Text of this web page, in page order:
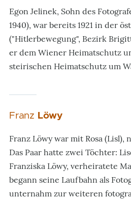
Egon Jelinek, Sohn des
1940), war bereits 1921 in der
("Hitlerbewegung", Bezirk
er dem Wiener Heimatschutz
steirischen Heimatschutz um
Franz Löwy
Franz Löwy war mit Rosa (Lisl),
Das Paar hatte zwei Töchter:
Franziska Löwy, verheiratete
begann seine Laufbahn als
unternahm zur weiteren